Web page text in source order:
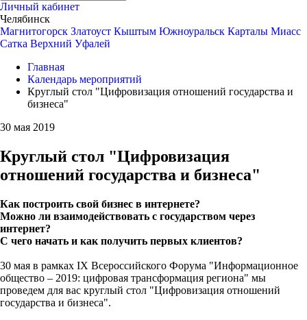
Личный кабинет
Челябинск
Магнитогорск Златоуст Кыштым Южноуральск Карталы Миасс
Сатка Верхний Уфалей
Главная
Календарь мероприятий
Круглый стол "Цифровизация отношений государства и
бизнеса"
30 мая 2019
Круглый стол "Цифровизация
отношений государства и бизнеса"
Как построить свой бизнес в интернете?
Можно ли взаимодействовать с государством через
интернет?
С чего начать и как получить первых клиентов?
30 мая в рамках IX Всероссийского Форума "Информационное
общество – 2019: цифровая трансформация региона" мы
проведем для вас круглый стол "Цифровизация отношений
государства и бизнеса".